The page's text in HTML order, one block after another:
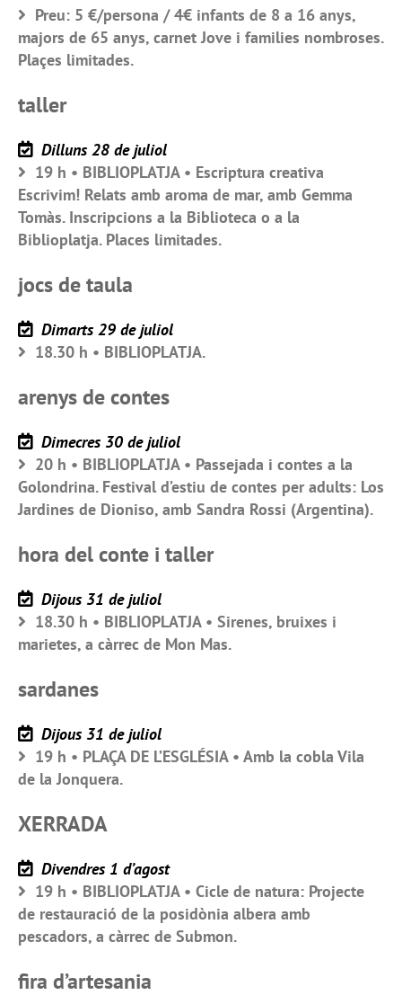
Preu: 5 €/persona / 4€ infants de 8 a 16 anys,
majors de 65 anys, carnet Jove i families nombroses.
Plaçes limitades.
taller
Dilluns 28 de juliol
19 h • BIBLIOPLATJA • Escriptura creativa
Escrivim! Relats amb aroma de mar, amb Gemma
Tomàs. Inscripcions a la Biblioteca o a la
Biblioplatja. Places limitades.
jocs de taula
Dimarts 29 de juliol
18.30 h • BIBLIOPLATJA.
arenys de contes
Dimecres 30 de juliol
20 h • BIBLIOPLATJA • Passejada i contes a la
Golondrina. Festival d’estiu de contes per adults: Los
Jardines de Dioniso, amb Sandra Rossi (Argentina).
hora del conte i taller
Dijous 31 de juliol
18.30 h • BIBLIOPLATJA • Sirenes, bruixes i
marietes, a càrrec de Mon Mas.
sardanes
Dijous 31 de juliol
19 h • PLAÇA DE L’ESGLÉSIA • Amb la cobla Vila
de la Jonquera.
XERRADA
Divendres 1 d’agost
19 h • BIBLIOPLATJA • Cicle de natura: Projecte
de restauració de la posidònia albera amb
pescadors, a càrrec de Submon.
fira d’artesania